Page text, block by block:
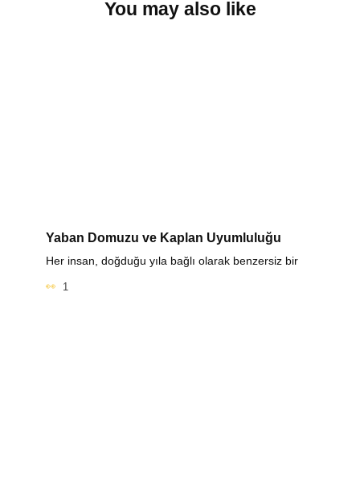
You may also like
Yaban Domuzu ve Kaplan Uyumluluğu
Her insan, doğduğu yıla bağlı olarak benzersiz bir
1